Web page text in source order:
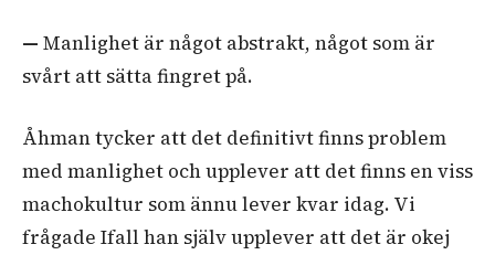
— Manlighet är något abstrakt, något som är
svårt att sätta fingret på.
Åhman tycker att det definitivt finns problem
med manlighet och upplever att det finns en viss
machokultur som ännu lever kvar idag. Vi
frågade Ifall han själv upplever att det är okej